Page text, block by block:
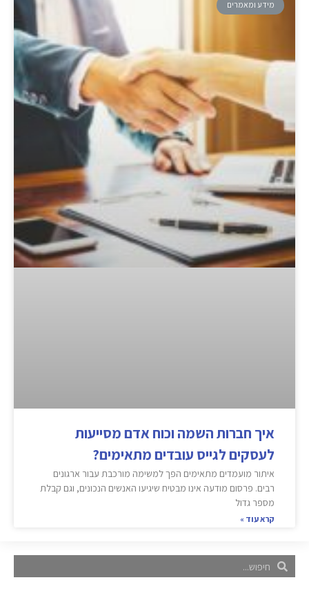
מידע ומאמרים
איך חברות השמה וכוח אדם מסייעות
לעסקים לגייס עובדים מתאימים?
איתור מועמדים מתאימים הפך למשימה מורכבת עבור ארגונים
רבים. פרסום מודעה אינו מבטיח שיגיעו האנשים הנכונים, וגם קבלת
מספר גדול
קרא עוד »